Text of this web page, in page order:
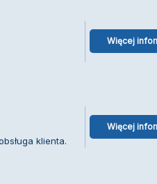
Więcej
klienta.
Więcej